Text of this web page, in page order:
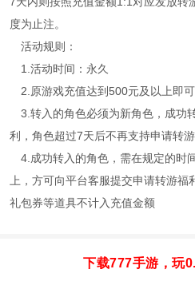
度为止注。
活动规则：
1.活动时间：永久
2.原游戏充值达到500元及以上即
3.转入的角色必须为新角色，成功
利，角色超过7天后不再支持申请转游
4.成功转入的角色，需在规定的时
上，方可向平台客服提交申请转游
礼包券等道具不计入充值金额
下载777手游，玩